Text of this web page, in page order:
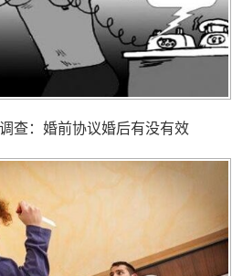
查： 婚前协议婚后有没有效